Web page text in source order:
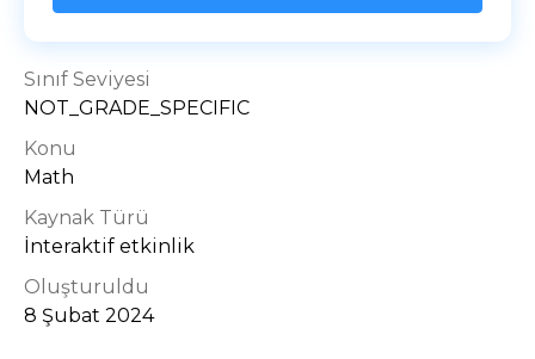
Sınıf Seviyesi
NOT_GRADE_SPECIFIC
Konu
Math
Kaynak Türü
İnteraktif etkinlik
Oluşturuldu
8 Şubat 2024